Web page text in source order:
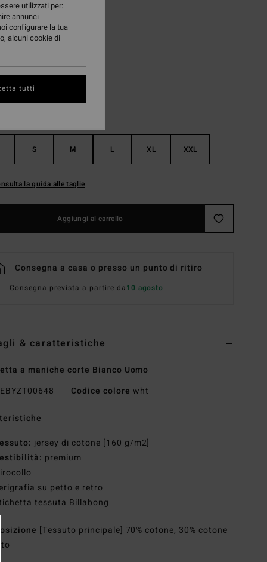
€
S M L XL XXL
la guida alle taglie
Aggiungi al carrello
Consegna a casa o presso un punto di ritiro
Consegna prevista a partire da10 agosto
& caratteristiche
a maniche corte Bianco Uomo
EBYZT00648 Codice colore wht
jersey di cotone [160 g/m2]
premium
su petto e retro
tessuta Billabong
[Tessuto principale] 70% cotone, 30% cotone
utilizzati per:
annunci
configurare la tua
alcuni cookie di
tutti